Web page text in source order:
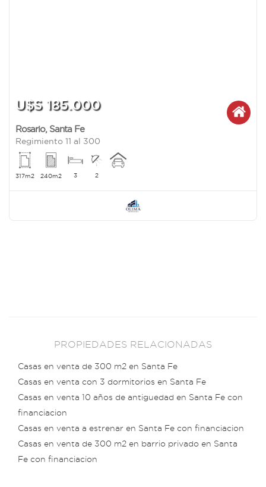
U$S 185.000
Rosario, Santa Fe
Regimiento 11 al 300
317m2 240m2 3 2
PROPIEDADES RELACIONADAS
Casas en venta de 300 m2 en Santa Fe
Casas en venta con 3 dormitorios en Santa Fe
Casas en venta 10 años de antiguedad en Santa Fe con
financiacion
Casas en venta a estrenar en Santa Fe con financiacion
Casas en venta de 300 m2 en barrio privado en Santa
Fe con financiacion